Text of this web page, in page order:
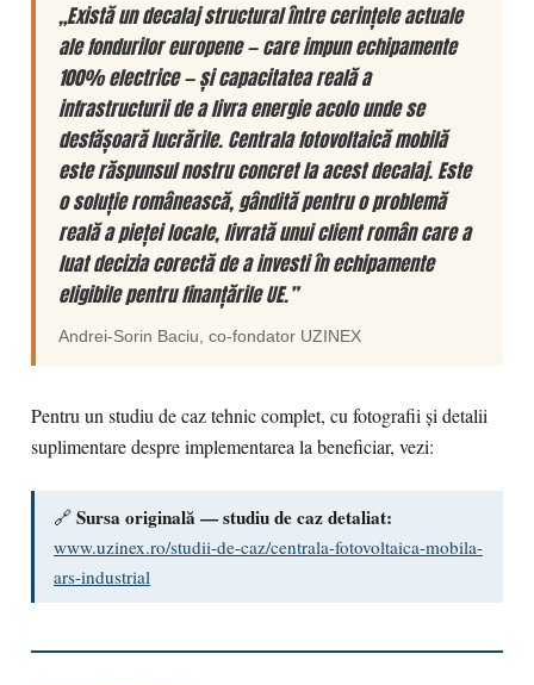
„Există un decalaj structural între cerințele actuale
ale fondurilor europene — care impun echipamente
100% electrice — și capacitatea reală a
infrastructurii de a livra energie acolo unde se
desfășoară lucrările. Centrala fotovoltaică mobilă
este răspunsul nostru concret la acest decalaj. Este
o soluție românească, gândită pentru o problemă
reală a pieței locale, livrată unui client român care a
luat decizia corectă de a investi în echipamente
eligibile pentru finanțările UE.”
Andrei-Sorin Baciu, co-fondator UZINEX
Pentru un studiu de caz tehnic complet, cu fotografii și detalii
suplimentare despre implementarea la beneficiar, vezi:
🔗 Sursa originală — studiu de caz detaliat:
www.uzinex.ro/studii-de-caz/centrala-fotovoltaica-mobila-
ars-industrial